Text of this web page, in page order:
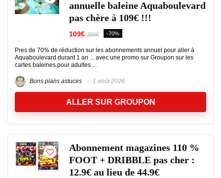
annuelle baleine Aquaboulevard
pas chère à 109€ !!!
109€ 359€ -70%
Pres de 70% de réduction sur les abonnements annuel pour aller à
Aquaboulevard durant 1 an ... avec une promo sur Groupon sur les
cartes baleines pour adultes ...
Bons plans astuces 1 août 2026
ALLER SUR GROUPON
Abonnement magazines 110 %
FOOT + DRIBBLE pas cher :
12.9€ au lieu de 44.9€